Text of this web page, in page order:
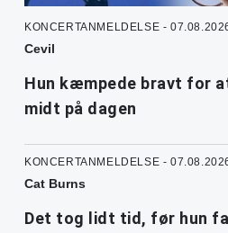
KONCERTANMELDELSE -
Cevil
Hun kæmpede bravt for
midt på dagen
KONCERTANMELDELSE -
Cat Burns
Det tog lidt tid, før hun